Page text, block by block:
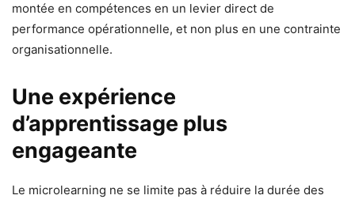
montée en compétences en un levier direct de
performance opérationnelle, et non plus en une contrainte
organisationnelle.
Une expérience
d’apprentissage plus
engageante
Le microlearning ne se limite pas à réduire la durée des